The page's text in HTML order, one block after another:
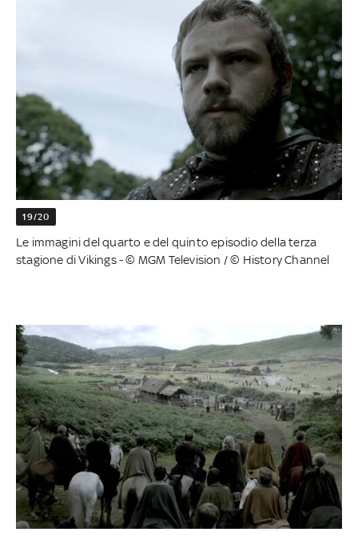
19/20
Le immagini del quarto e del quinto episodio della terza
stagione di Vikings - © MGM Television / © History Channel